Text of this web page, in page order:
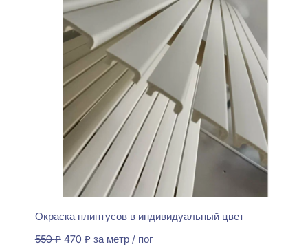
Окраска плинтусов в индивидуальный цвет
550₽ Первоначальная
470 ₽Текущая
за метр / пог